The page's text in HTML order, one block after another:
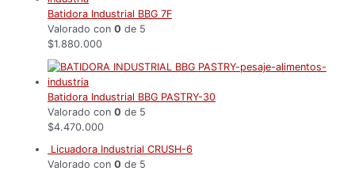
Batidora Industrial BBG 7F
Valorado con 0 de 5
$1.880.000
Batidora Industrial BBG PASTRY-30
Valorado con 0 de 5
$4.470.000
Licuadora Industrial CRUSH-6
Valorado con 0 de 5